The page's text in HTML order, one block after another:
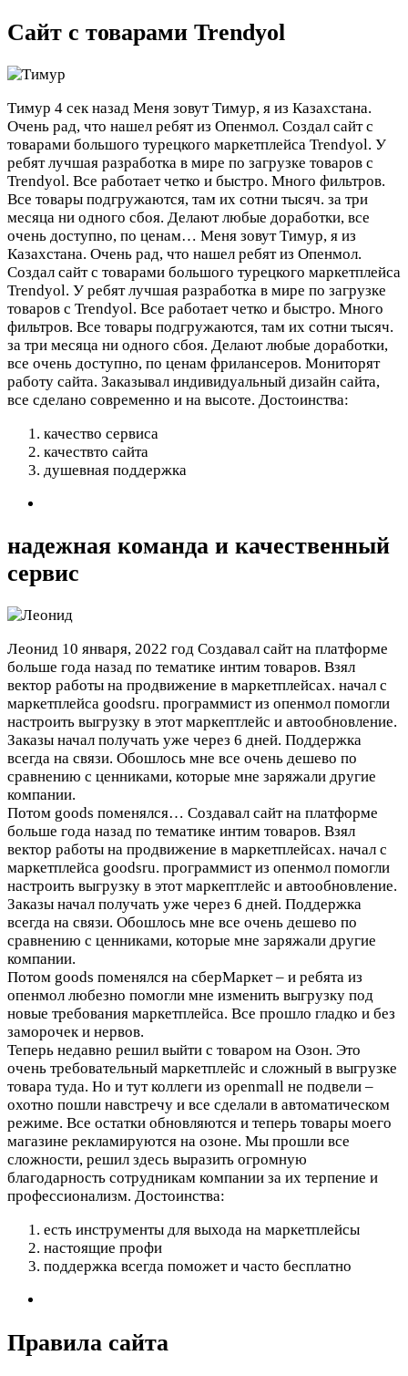
Сайт с товарами Trendyol
Тимур 4 сек назад Меня зовут Тимур, я из Казахстана.
Очень рад, что нашел ребят из Опенмол. Создал сайт с
товарами большого турецкого маркетплейса Trendyol. У
ребят лучшая разработка в мире по загрузке товаров с
Trendyol. Все работает четко и быстро. Много фильтров.
Все товары подгружаются, там их сотни тысяч. за три
месяца ни одного сбоя. Делают любые доработки, все
очень доступно, по ценам… Меня зовут Тимур, я из
Казахстана. Очень рад, что нашел ребят из Опенмол.
Создал сайт с товарами большого турецкого маркетплейса
Trendyol. У ребят лучшая разработка в мире по загрузке
товаров с Trendyol. Все работает четко и быстро. Много
фильтров. Все товары подгружаются, там их сотни тысяч.
за три месяца ни одного сбоя. Делают любые доработки,
все очень доступно, по ценам фрилансеров. Мониторят
работу сайта. Заказывал индивидуальный дизайн сайта,
все сделано современно и на высоте. Достоинства:
качество сервиса
качествто сайта
душевная поддержка
надежная команда и качественный
сервис
Леонид 10 января, 2022 год Создавал сайт на платформе
больше года назад по тематике интим товаров. Взял
вектор работы на продвижение в маркетплейсах. начал с
маркетплейса goodsru. программист из опенмол помогли
настроить выгрузку в этот маркептлейс и автообновление.
Заказы начал получать уже через 6 дней. Поддержка
всегда на связи. Обошлось мне все очень дешево по
сравнению с ценниками, которые мне заряжали другие
компании.
Потом goods поменялся… Создавал сайт на платформе
больше года назад по тематике интим товаров. Взял
вектор работы на продвижение в маркетплейсах. начал с
маркетплейса goodsru. программист из опенмол помогли
настроить выгрузку в этот маркептлейс и автообновление.
Заказы начал получать уже через 6 дней. Поддержка
всегда на связи. Обошлось мне все очень дешево по
сравнению с ценниками, которые мне заряжали другие
компании.
Потом goods поменялся на сберМаркет – и ребята из
опенмол любезно помогли мне изменить выгрузку под
новые требования маркетплейса. Все прошло гладко и без
заморочек и нервов.
Теперь недавно решил выйти с товаром на Озон. Это
очень требовательный маркетплейс и сложный в выгрузке
товара туда. Но и тут коллеги из openmall не подвели –
охотно пошли навстречу и все сделали в автоматическом
режиме. Все остатки обновляются и теперь товары моего
магазине рекламируются на озоне. Мы прошли все
сложности, решил здесь выразить огромную
благодарность сотрудникам компании за их терпение и
профессионализм. Достоинства:
есть инструменты для выхода на маркетплейсы
настоящие профи
поддержка всегда поможет и часто бесплатно
Правила сайта